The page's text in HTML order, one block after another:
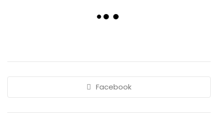
Facebook